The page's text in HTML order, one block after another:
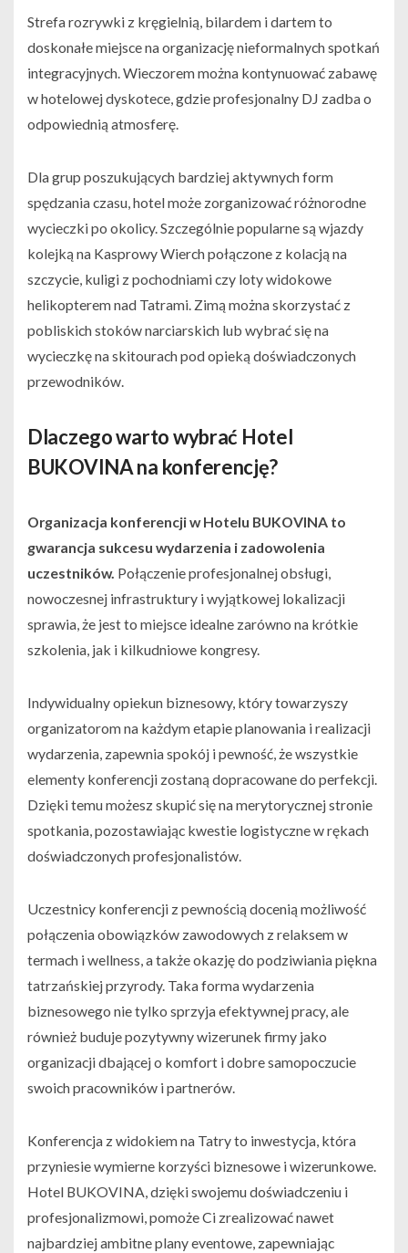
Strefa rozrywki z kręgielnią, bilardem i dartem to
doskonałe miejsce na organizację nieformalnych spotkań
integracyjnych. Wieczorem można kontynuować zabawę
w hotelowej dyskotece, gdzie profesjonalny DJ zadba o
odpowiednią atmosferę.
Dla grup poszukujących bardziej aktywnych form
spędzania czasu, hotel może zorganizować różnorodne
wycieczki po okolicy. Szczególnie popularne są wjazdy
kolejką na Kasprowy Wierch połączone z kolacją na
szczycie, kuligi z pochodniami czy loty widokowe
helikopterem nad Tatrami. Zimą można skorzystać z
pobliskich stoków narciarskich lub wybrać się na
wycieczkę na skitourach pod opieką doświadczonych
przewodników.
Dlaczego warto wybrać Hotel
BUKOVINA na konferencję?
Organizacja konferencji w Hotelu BUKOVINA to
gwarancja sukcesu wydarzenia i zadowolenia
uczestników. Połączenie profesjonalnej obsługi,
nowoczesnej infrastruktury i wyjątkowej lokalizacji
sprawia, że jest to miejsce idealne zarówno na krótkie
szkolenia, jak i kilkudniowe kongresy.
Indywidualny opiekun biznesowy, który towarzyszy
organizatorom na każdym etapie planowania i realizacji
wydarzenia, zapewnia spokój i pewność, że wszystkie
elementy konferencji zostaną dopracowane do perfekcji.
Dzięki temu możesz skupić się na merytorycznej stronie
spotkania, pozostawiając kwestie logistyczne w rękach
doświadczonych profesjonalistów.
Uczestnicy konferencji z pewnością docenią możliwość
połączenia obowiązków zawodowych z relaksem w
termach i wellness, a także okazję do podziwiania piękna
tatrzańskiej przyrody. Taka forma wydarzenia
biznesowego nie tylko sprzyja efektywnej pracy, ale
również buduje pozytywny wizerunek firmy jako
organizacji dbającej o komfort i dobre samopoczucie
swoich pracowników i partnerów.
Konferencja z widokiem na Tatry to inwestycja, która
przyniesie wymierne korzyści biznesowe i wizerunkowe.
Hotel BUKOVINA, dzięki swojemu doświadczeniu i
profesjonalizmowi, pomoże Ci zrealizować nawet
najbardziej ambitne plany eventowe, zapewniając